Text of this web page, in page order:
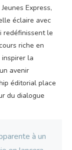
Express,
éclaire avec
redéfinissent le
riche en
la
avenir
éditorial place
du dialogue
à un